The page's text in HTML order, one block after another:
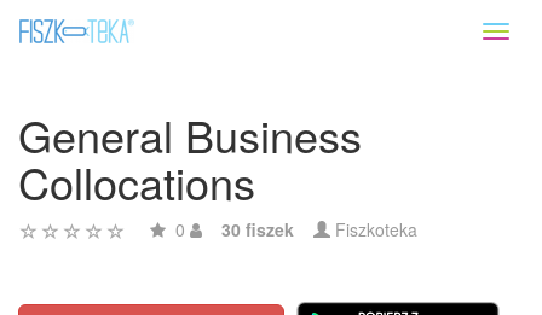
General Business
Collocations
0 30 fiszek Fiszkoteka